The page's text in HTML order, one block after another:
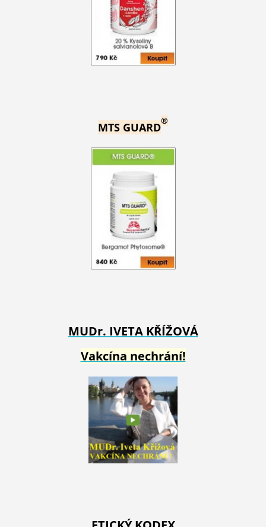
MTS GUARD®
MUDr. IVETA KŘÍŽOVÁ
Vakcína nechrání!